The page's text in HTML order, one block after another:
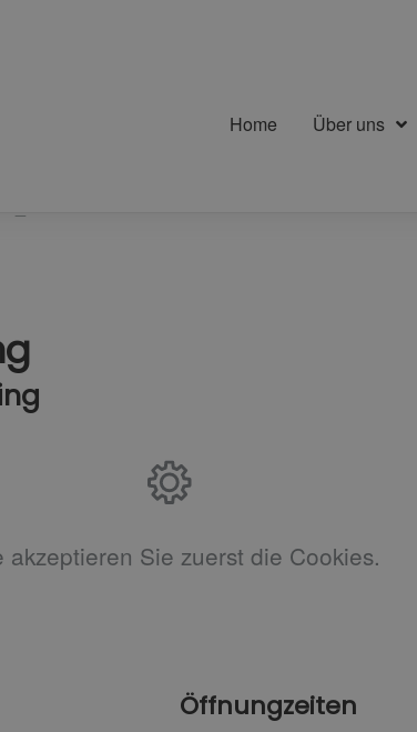
Home Über uns
akzeptieren Sie zuerst die Cookies.
Öffnungzeiten